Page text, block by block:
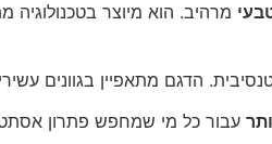
מרהיב. הוא מיוצר
הדגם מתאפיין בגוונים
עבור כל מי שמחפש פתרון